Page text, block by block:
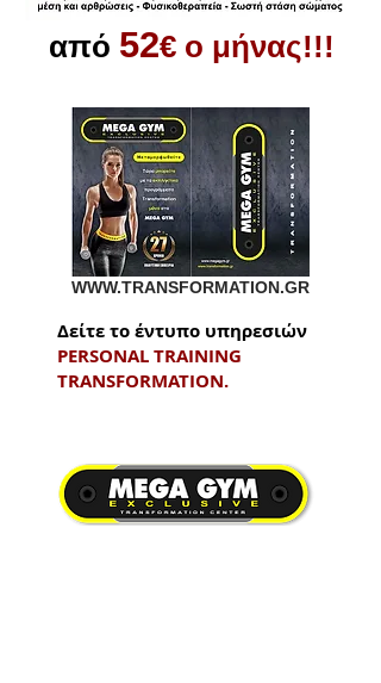
από 52€ ο μήνας!!!
WWW.TRANSFORMATION.GR
Δείτε το έντυπο υπηρεσιών
PERSONAL TRAINING
TRANSFORMATION.